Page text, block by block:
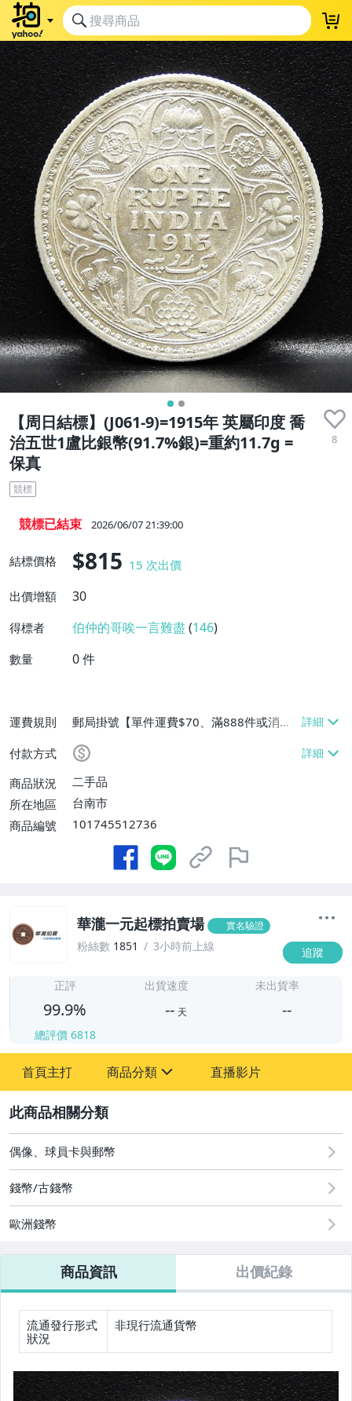
【周日結標】(J061-9)=1915年 英屬印度 喬
治五世1盧比銀幣(91.7%銀)=重約11.7g =
保真
8
競標
競標已結束 2026/06/07 21:39:00
結標價格 $815 15 次出價
出價增額
30
得標者 伯仲的哥唉一言難盡 (146)
數量 0件
運費規則
郵局掛號【單件運費$70、滿888件或消費
滿$888888免運費】
付款方式
商品狀況
二手品
所在地區
台南市
商品編號
101745512736
華瀧一元起標拍賣場 實名驗證
粉絲數 1851 3小時前上線 追蹤
正評
99.9%
總評價 6818
出貨速度
-- 天
未出貨率
--
首頁主打 商品分類
圖書/影音/文具
古董、藝術與礦石
偶像、球員卡與郵幣
直播影片
偶像、球員卡與郵幣
錢幣/古錢幣
歐洲錢幣
商品資訊 出價紀錄
流通發行形式
狀況
非現行流通貨幣